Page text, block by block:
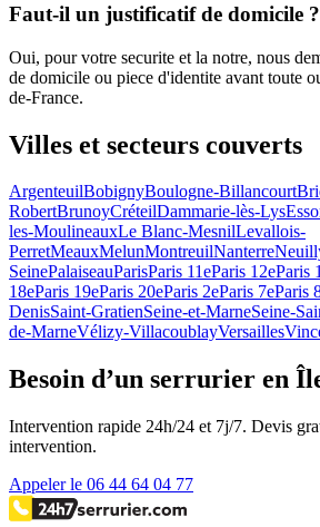
Faut-il un justificatif de domicile ?
Oui, pour votre securite et la notre, nous
de domicile ou piece d'identite avant toute
de-France.
Villes et secteurs couverts
ArgenteuilBobignyBoulogne-Billancourt
RobertBrunoyCréteilDammarie-lès-Lys
les-MoulineauxLe Blanc-MesnilLevallois-
PerretMeauxMelunMontreuilNanterre
SeinePalaiseauParisParis 11eParis 12eParis
18eParis 19eParis 20eParis 2eParis 7eParis
DenisSaint-GratienSeine-et-MarneSeine-
de-MarneVélizy-VillacoublayVersailles
Besoin d’un serrurier en
Intervention rapide 24h/24 et 7j/7. Devis
intervention.
Appeler le 06 44 64 04 77